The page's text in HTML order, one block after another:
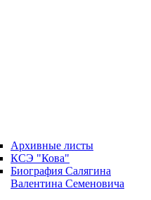
Архивные листы
КСЭ "Кова"
Биография Салягина
Валентина Семеновича